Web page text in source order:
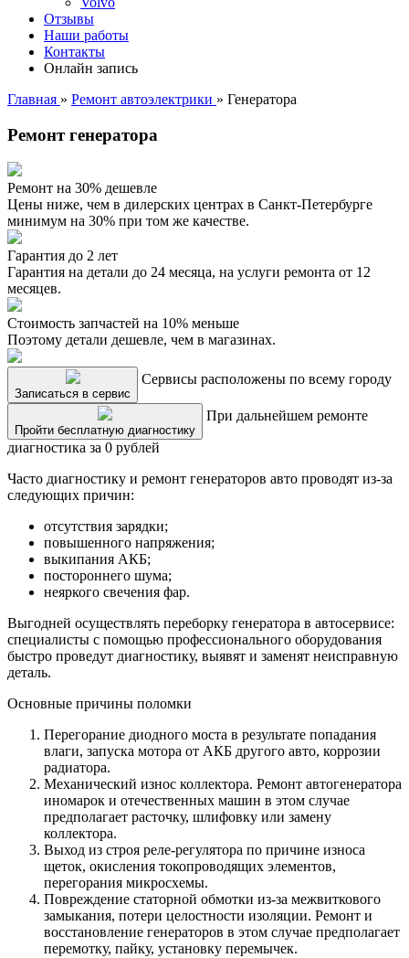
Отзывы
Наши работы
Контакты
Онлайн запись
Главная » Ремонт автоэлектрики » Генератора
Ремонт генератора
Ремонт на 30% дешевле
Цены ниже, чем в дилерских центрах в Санкт-Петербурге
минимум на 30% при том же качестве.
Гарантия до 2 лет
Гарантия на детали до 24 месяца, на услуги ремонта от 12
месяцев.
Стоимость запчастей на 10% меньше
Поэтому детали дешевле, чем в магазинах.
Записаться в сервис
Сервисы расположены по всему городу
Пройти бесплатную диагностику
При дальнейшем ремонте
диагностика за 0 рублей
Часто диагностику и ремонт генераторов авто проводят из-за
следующих причин:
отсутствия зарядки;
повышенного напряжения;
выкипания АКБ;
постороннего шума;
неяркого свечения фар.
Выгодней осуществлять переборку генератора в автосервисе:
специалисты с помощью профессионального оборудования
быстро проведут диагностику, выявят и заменят неисправную
деталь.
Основные причины поломки
Перегорание диодного моста в результате попадания
влаги, запуска мотора от АКБ другого авто, коррозии
радиатора.
Механический износ коллектора. Ремонт автогенератора
иномарок и отечественных машин в этом случае
предполагает расточку, шлифовку или замену
коллектора.
Выход из строя реле-регулятора по причине износа
щеток, окисления токопроводящих элементов,
перегорания микросхемы.
Повреждение статорной обмотки из-за межвиткового
замыкания, потери целостности изоляции. Ремонт и
восстановление генераторов в этом случае предполагает
перемотку, пайку, установку перемычек.